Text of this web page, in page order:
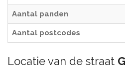
Aantal panden
Aantal postcodes
Locatie van de straat